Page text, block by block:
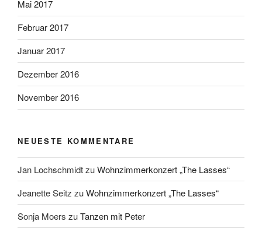
Mai 2017
Februar 2017
Januar 2017
Dezember 2016
November 2016
NEUESTE KOMMENTARE
Jan LochschmidtzuWohnzimmerkonzert „The Lasses“
Jeanette Seitz zuWohnzimmerkonzert „The Lasses“
Sonja Moers zuTanzen mit Peter